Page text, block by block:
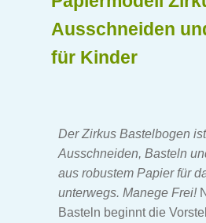
Piratenschiff Bastelbogen
Garten Bastelbogen
Bauernhof Bastelbogen
Unser Dorf Bastelbogen
Arche Noah
Ausschneiden
für Kinder
Der Zirkus Bastelbogen
Ausschneiden, Basteln
aus robustem Papier für
unterwegs. Manege Frei!
Basteln beginnt die